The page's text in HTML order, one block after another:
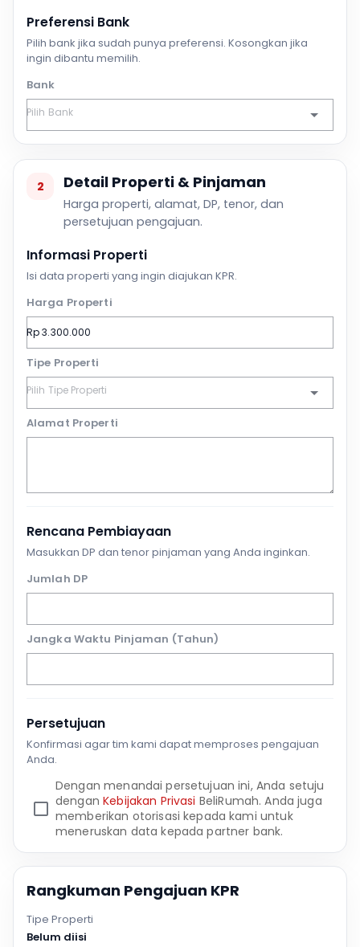
Preferensi Bank
Pilih bank jika sudah punya preferensi. Kosongkan jika
ingin dibantu memilih.
Bank
2 Detail Properti & Pinjaman
Harga properti, alamat, DP, tenor, dan
persetujuan pengajuan.
Informasi Properti
Isi data properti yang ingin diajukan KPR.
Harga Properti
Tipe Properti
Alamat Properti
Rencana Pembiayaan
Masukkan DP dan tenor pinjaman yang Anda inginkan.
Jumlah DP
Jangka Waktu Pinjaman (Tahun)
Persetujuan
Konfirmasi agar tim kami dapat memproses pengajuan
Anda.
Dengan menandai persetujuan ini, Anda setuju
denganKebijakan Privasi BeliRumah. Anda juga
memberikan otorisasi kepada kami untuk
meneruskan data kepada partner bank.
Rangkuman Pengajuan KPR
Tipe Properti
Belum diisi